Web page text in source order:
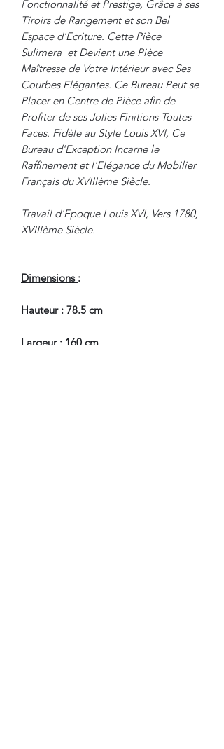
Fonctionnalité et Prestige, Grâce à ses
Tiroirs de Rangement et son Bel
Espace d'Ecriture. Cette Pièce
Sulimera et Devient une Pièce
Maîtresse de Votre Intérieur avec Ses
Courbes Elégantes. Ce Bureau Peut se
Placer en Centre de Pièce afin de
Profiter de ses Jolies Finitions Toutes
Faces. Fidèle au Style Louis XVI, Ce
Bureau d'Exception Incarne le
Raffinement et l'Elégance du Mobilier
Français du XVIIIème Siècle.
Travail d'Epoque Louis XVI, Vers 1780,
XVIIIème Siècle.
Dimensions :
Hauteur : 78.5 cm
Largeur : 160 cm